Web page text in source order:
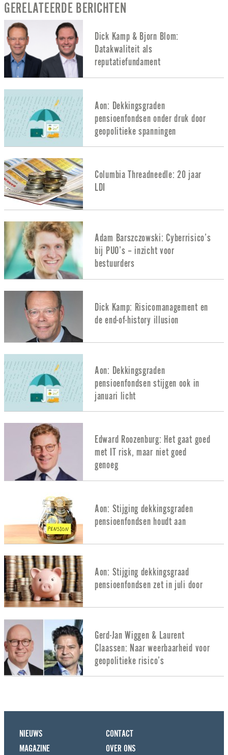
GERELATEERDE BERICHTEN
Dick Kamp & Bjorn Blom:
Datakwaliteit als
reputatiefundament
Aon: Dekkingsgraden
pensioenfondsen onder druk door
geopolitieke spanningen
Columbia Threadneedle: 20 jaar
LDI
Adam Barszczowski: Cyberrisico’s
bij PUO’s – inzicht voor
bestuurders
Dick Kamp: Risicomanagement en
de end-of-history illusion
Aon: Dekkingsgraden
pensioenfondsen stijgen ook in
januari licht
Edward Roozenburg: Het gaat goed
met IT risk, maar niet goed
genoeg
Aon: Stijging dekkingsgraden
pensioenfondsen houdt aan
Aon: Stijging dekkingsgraad
pensioenfondsen zet in juli door
Gerd-Jan Wiggen & Laurent
Claassen: Naar weerbaarheid voor
geopolitieke risico’s
NIEUWS
MAGAZINE
CONTACT
OVER ONS